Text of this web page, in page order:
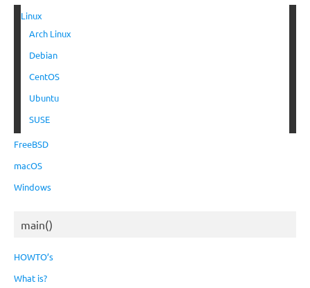
Linux
Arch Linux
Debian
CentOS
Ubuntu
SUSE
FreeBSD
macOS
Windows
main()
HOWTO’s
What is?